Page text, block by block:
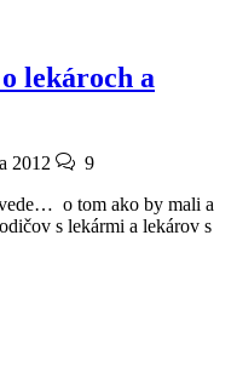
lekároch a
2012
9
o tom ako by mali a
s lekármi a lekárov s